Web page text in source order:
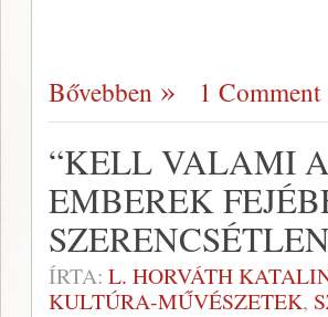
Bővebben 1 Comment
“KELL VALAMI
EMBEREK
ÍRTA: L. HORVÁTH
KULTÚRA-MŰVÉSZETEK,